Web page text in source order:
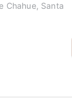
Chahue, Santa